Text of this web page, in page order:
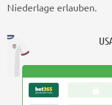
Niederlage erlauben.